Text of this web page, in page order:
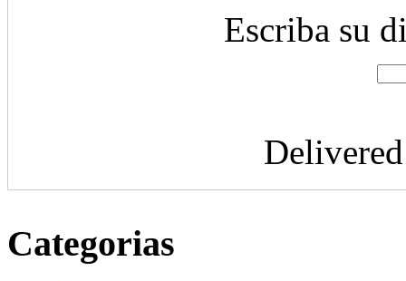
Escriba su
Categorias